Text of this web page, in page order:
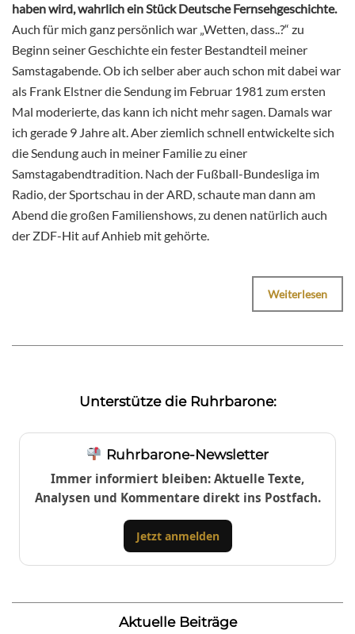
haben wird, wahrlich ein Stück Deutsche Fernsehgeschichte.
Auch für mich ganz persönlich war „Wetten, dass..?“ zu
Beginn seiner Geschichte ein fester Bestandteil meiner
Samstagabende. Ob ich selber aber auch schon mit dabei war
als Frank Elstner die Sendung im Februar 1981 zum ersten
Mal moderierte, das kann ich nicht mehr sagen. Damals war
ich gerade 9 Jahre alt. Aber ziemlich schnell entwickelte sich
die Sendung auch in meiner Familie zu einer
Samstagabendtradition. Nach der Fußball-Bundesliga im
Radio, der Sportschau in der ARD, schaute man dann am
Abend die großen Familienshows, zu denen natürlich auch
der ZDF-Hit auf Anhieb mit gehörte.
Weiterlesen
Unterstütze die Ruhrbarone:
Ruhrbarone-Newsletter
Immer informiert bleiben: Aktuelle Texte,
Analysen und Kommentare direkt ins Postfach.
Jetzt anmelden
Aktuelle Beiträge